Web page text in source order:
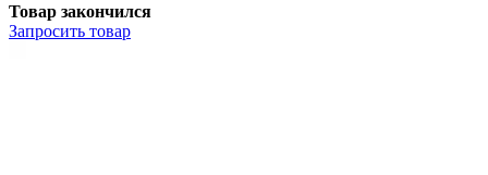
Товар закончился
Запросить товар